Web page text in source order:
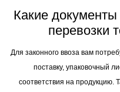
Какие
перевозки
Для законного ввоза вам
поставку, упаковочный
соответствия на продукцию.